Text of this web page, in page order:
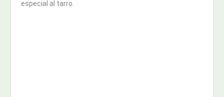
especial al tarro.